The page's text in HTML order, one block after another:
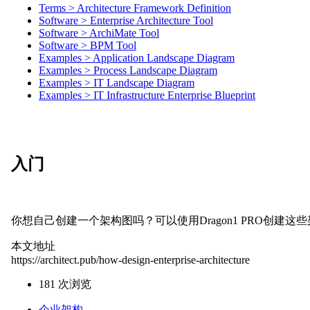
Terms > Architecture Framework Definition
Software > Enterprise Architecture Tool
Software > ArchiMate Tool
Software > BPM Tool
Examples > Application Landscape Diagram
Examples > Process Landscape Diagram
Examples > IT Landscape Diagram
Examples > IT Infrastructure Enterprise Blueprint
入门
你想自己创建一个架构图吗？可以使用Dragon1 PRO创建这些
本文地址
https://architect.pub/how-design-enterprise-architecture
181 次浏览